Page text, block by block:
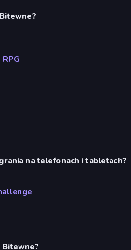
na telefonach i tabletach?
Bitewne?